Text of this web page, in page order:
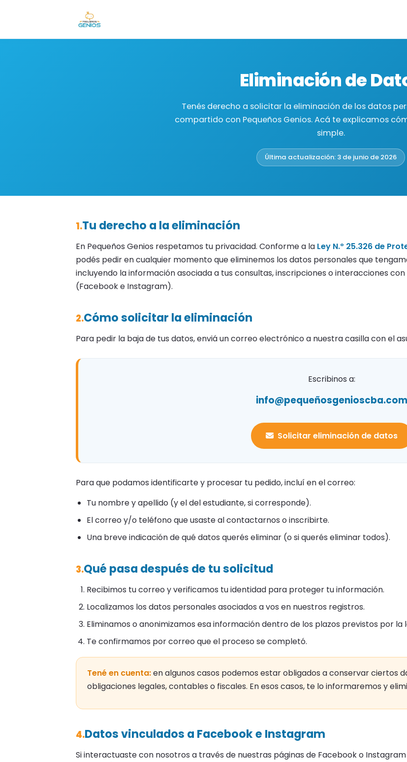
Eliminación de
Tenés derecho a solicitar la eliminación de los datos
compartido con Pequeños Genios. Acá te explicamos
simple.
Última actualización: 3 de junio de 2026
1.Tu derecho a la eliminación
En Pequeños Genios respetamos tu privacidad. Conforme a la Ley N.º 25.326 de
podés pedir en cualquier momento que eliminemos los datos personales que
incluyendo la información asociada a tus consultas, inscripciones o interacciones
(Facebook e Instagram).
2.Cómo solicitar la eliminación
Para pedir la baja de tus datos, enviá un correo electrónico a nuestra casilla con el
Escribinos a:
info@pequeñosgenioscba.com
Solicitar eliminación de datos
Para que podamos identificarte y procesar tu pedido, incluí en el correo:
Tu nombre y apellido (y el del estudiante, si corresponde).
El correo y/o teléfono que usaste al contactarnos o inscribirte.
Una breve indicación de qué datos querés eliminar (o si querés eliminar todos).
3.Qué pasa después de tu solicitud
Recibimos tu correo y verificamos tu identidad para proteger tu información.
Localizamos los datos personales asociados a vos en nuestros registros.
Eliminamos o anonimizamos esa información dentro de los plazos previstos por la
Te confirmamos por correo que el proceso se completó.
Tené en cuenta:en algunos casos podemos estar obligados a conservar ciertos
obligaciones legales, contables o fiscales. En esos casos, te lo informaremos y
4.Datos vinculados a Facebook e Instagram
Si interactuaste con nosotros a través de nuestras páginas de Facebook o